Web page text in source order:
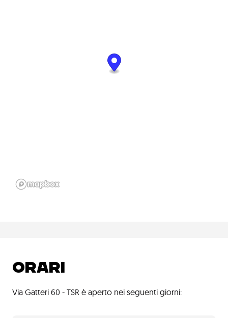
ORARI
Via Gatteri 60 - TSR è aperto nei seguenti giorni: